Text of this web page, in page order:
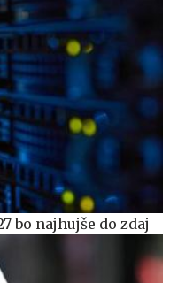
bo najhujše do zdaj